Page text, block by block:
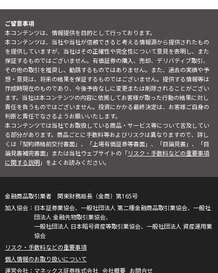
ご留意事項
本コンテンツは、情報提供を目的として行っております。
本コンテンツは、当社や当社が信頼できると考える情報源から提供されたもの
を提供していますが、当社はその正確性や完全性について意見を表明し、また
保証するものではございません。有価証券の購入、売却、デリバティブ取引、
その他の取引を推奨し、勧誘するものではありません。また、過去の実績や予
想・意見は、将来の結果を保証するものではございません。提供する情報等は
作成時現在のものであり、今後予告なしに変更または削除されることがござい
ます。当社は本コンテンツの内容に依拠してお客様が取った行動の結果に対し
責任を負うものではございません。投資にかかる最終決定は、お客様ご自身の
判断と責任でなさるようお願いいたします。
本コンテンツでは当社でお取扱している商品・サービス等について言及してい
る部分があります。商品ごとに手数料等およびリスクは異なりますので、詳し
くは「契約締結前交付書面」、「上場有価証券等書面」、「目論見書」、「目
論見書補完書面」または当社ウェブサイトの「リスク・手数料などの重要事項
に関する説明」をよくお読みください。
金融商品取引業者 関東財務局長（金商）第165号
日本証券業協会、一般社団法人 第二種金融商品取引業協会、一般社
団法人 金融先物取引業協会、
一般社団法人 日本暗号資産等取引業協会、一般社団法人 資産運用業
協会
リスク・手数料などの重要事項
個人情報のお取り扱いについて
マネックス証券株式会社 会社概要 お問合せ